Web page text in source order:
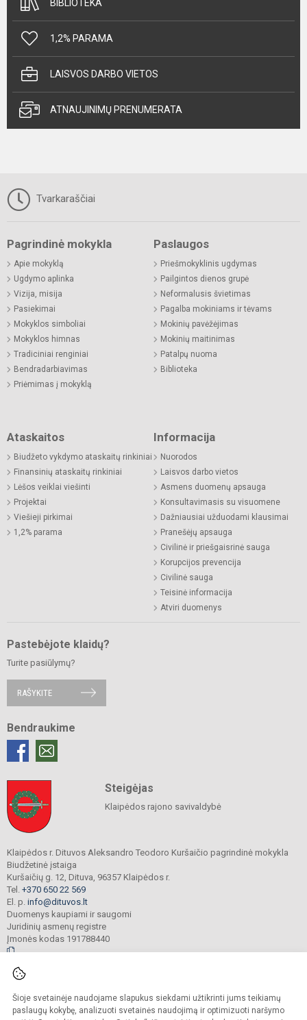
Šioje svetainėje naudojame slapukus siekdami užtikrinti jums teikiamų
paslaugų kokybę, analizuoti svetainės naudojimą ir optimizuoti naršymo
BIBLIOTEKA
1,2% PARAMA
LAISVOS DARBO VIETOS
ATNAUJINIMŲ PRENUMERATA
Tvarkaraščiai
Pagrindinė mokykla
Apie mokyklą
Ugdymo aplinka
Vizija, misija
Pasiekimai
Mokyklos simboliai
Mokyklos himnas
Tradiciniai renginiai
Bendradarbiavimas
Priėmimas į mokyklą
Paslaugos
Priešmokyklinis ugdymas
Pailgintos dienos grupė
Neformalusis švietimas
Pagalba mokiniams ir tėvams
Mokinių pavėžėjimas
Mokinių maitinimas
Patalpų nuoma
Biblioteka
Ataskaitos
Biudžeto vykdymo ataskaitų rinkiniai
Finansinių ataskaitų rinkiniai
Lėšos veiklai viešinti
Projektai
Viešieji pirkimai
1,2% parama
Informacija
Nuorodos
Laisvos darbo vietos
Asmens duomenų apsauga
Konsultavimasis su visuomene
Dažniausiai užduodami klausimai
Pranešėjų apsauga
Civilinė ir priešgaisrinė sauga
Korupcijos prevencija
Civilinė sauga
Teisinė informacija
Atviri duomenys
Pastebėjote klaidų?
Turite pasiūlymų?
RAŠYKITE
Bendraukime
Steigėjas
Klaipėdos rajono savivaldybė
Klaipėdos r. Dituvos Aleksandro Teodoro Kuršaičio pagrindinė mokykla
Biudžetinė įstaiga
Kuršaičių g. 12, Dituva, 96357 Klaipėdos r.
Tel. +370 650 22 569
El. p. info@dituvos.lt
Duomenys kaupiami ir saugomi
Juridinių asmenų registre
Įmonės kodas 191788440
Visos teisės saugomos. Kopijuoti turinį be raštiško įstaigos administracijos
sutikimo griežtai draudžiama.